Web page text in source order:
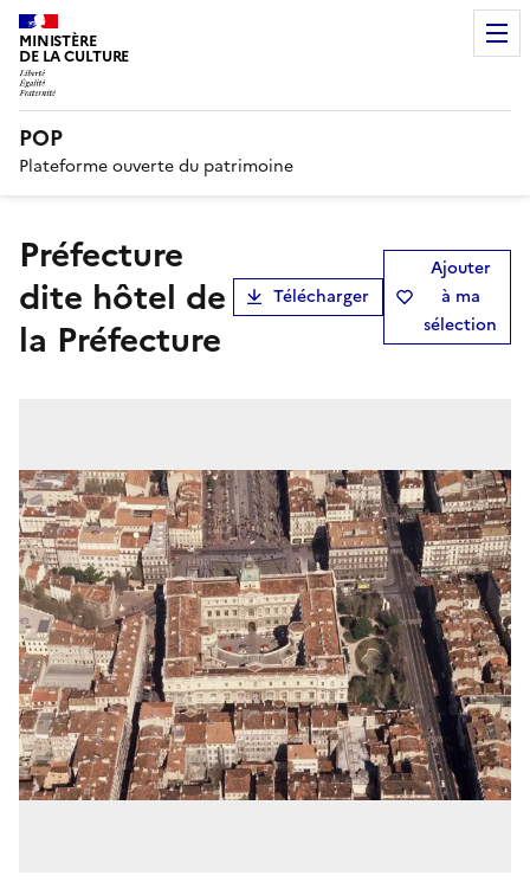
MINISTÈRE
DE LA CULTURE
POP
Plateforme ouverte du patrimoine
préfecture
dite hôtel de
la Préfecture
Télécharger
Ajouter
à ma
sélection